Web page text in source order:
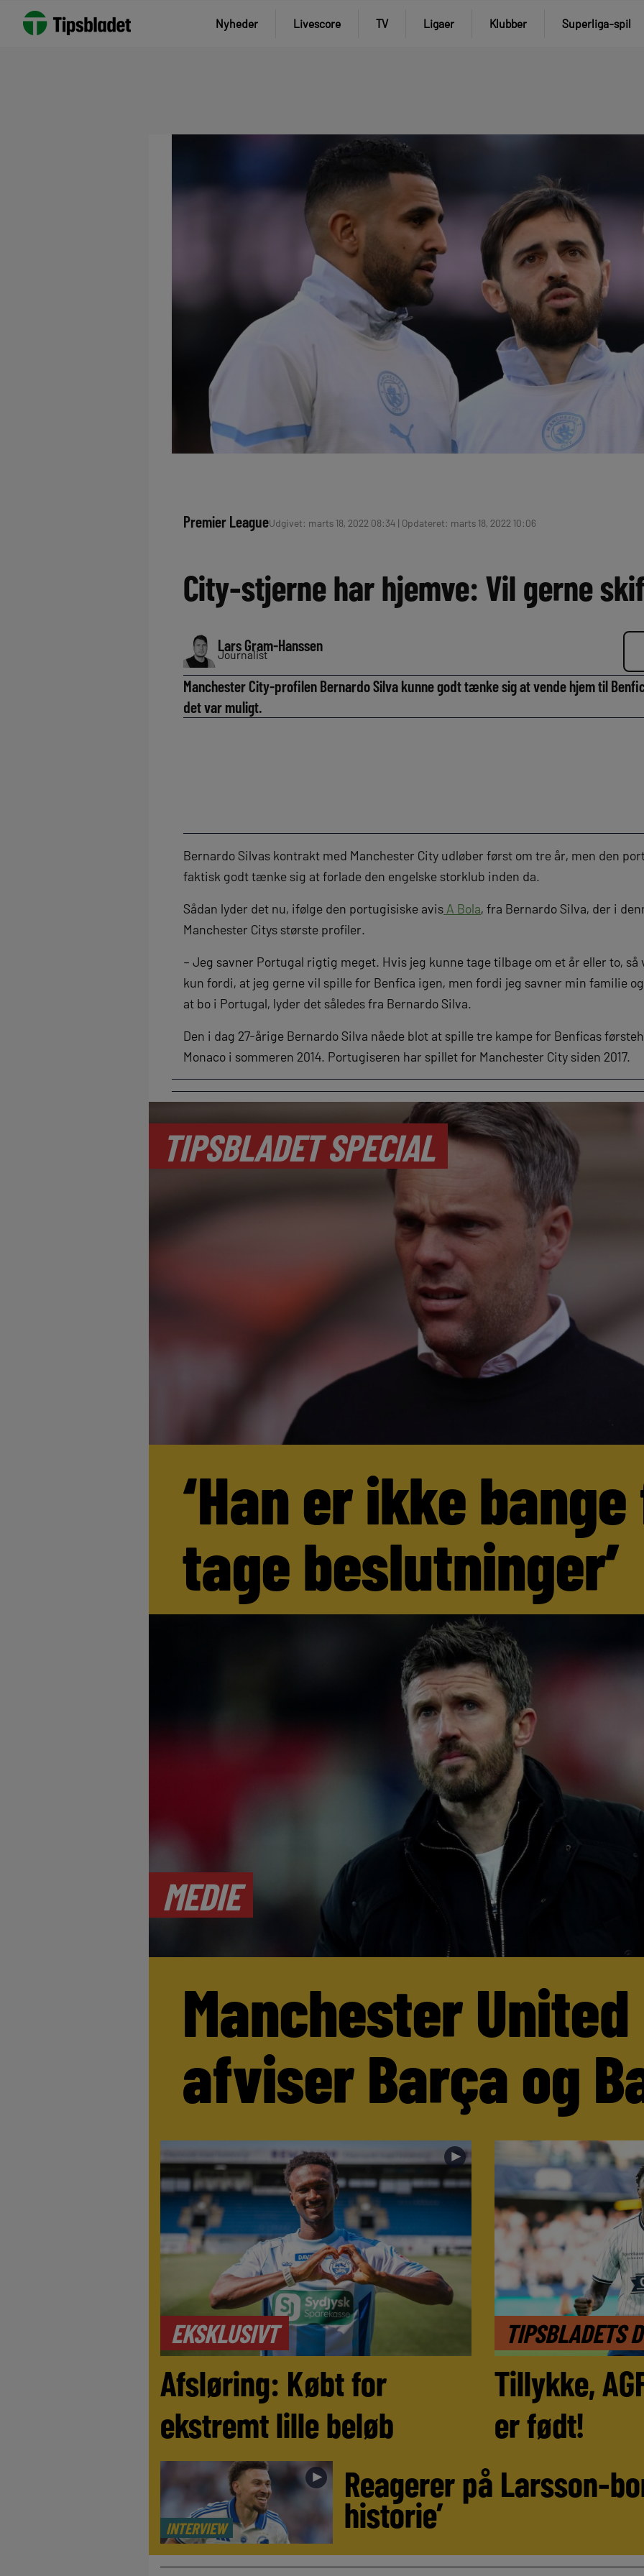
Nyheder Livescore TV Ligaer Klubber Superliga-spil
Premier LeagueUdgivet: marts 18, 2022 08:34 | Opdateret: marts 18, 2022 10:06
City-stjerne har hjemve: Vil gerne
Lars Gram-Hanssen
Journalist
Manchester City-profilen Bernardo Silva kunne godt tænke sig at vende hjem til
det var muligt.
Bernardo Silvas kontrakt med Manchester City udløber først om tre år, men den
faktisk godt tænke sig at forlade den engelske storklub inden da.
Sådan lyder det nu, ifølge den portugisiske avis A Bola, fra Bernardo Silva, der i
Manchester Citys største profiler.
– Jeg savner Portugal rigtig meget. Hvis jeg kunne tage tilbage om et år eller to, så
kun fordi, at jeg gerne vil spille for Benfica igen, men fordi jeg savner min familie
at bo i Portugal, lyder det således fra Bernardo Silva.
Den i dag 27-årige Bernardo Silva nåede blot at spille tre kampe for Benficas
Monaco i sommeren 2014. Portugiseren har spillet for Manchester City siden 2017.
TIPSBLADET SPECIAL
‘Han er ikke
tage beslutninger’
MEDIE
Manchester United
afviser Barça og
EKSKLUSIVT
►
Afsløring: Købt for
ekstremt lille beløb
TIPSBLADETS
Tillykke,
er født!
INTERVIEW
► Reagerer på Larsson-
historie’